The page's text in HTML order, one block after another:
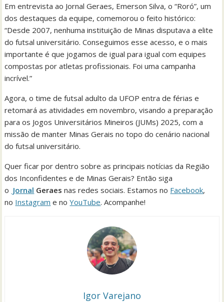
Em entrevista ao Jornal Geraes, Emerson Silva, o “Roró”, um
dos destaques da equipe, comemorou o feito histórico:
“Desde 2007, nenhuma instituição de Minas disputava a elite
do futsal universitário. Conseguimos esse acesso, e o mais
importante é que jogamos de igual para igual com equipes
compostas por atletas profissionais. Foi uma campanha
incrível.”
Agora, o time de futsal adulto da UFOP entra de férias e
retomará as atividades em novembro, visando a preparação
para os Jogos Universitários Mineiros (JUMs) 2025, com a
missão de manter Minas Gerais no topo do cenário nacional
do futsal universitário.
Quer ficar por dentro sobre as principais notícias da Região
dos Inconfidentes e de Minas Gerais? Então siga
o Jornal Geraesnas redes sociais. Estamos no Facebook,
no Instagram e noYouTube. Acompanhe!
Igor Varejano